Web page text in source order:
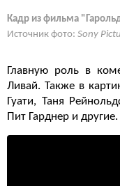
Кадр из фильма
Источник фото: Sony
Главную роль в
Ливай. Также в
Гуати, Таня
Пит Гарднер и другие.